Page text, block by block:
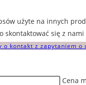
użyte na innych
skontaktować się z
o kontakt z zapytaniem o
Cena